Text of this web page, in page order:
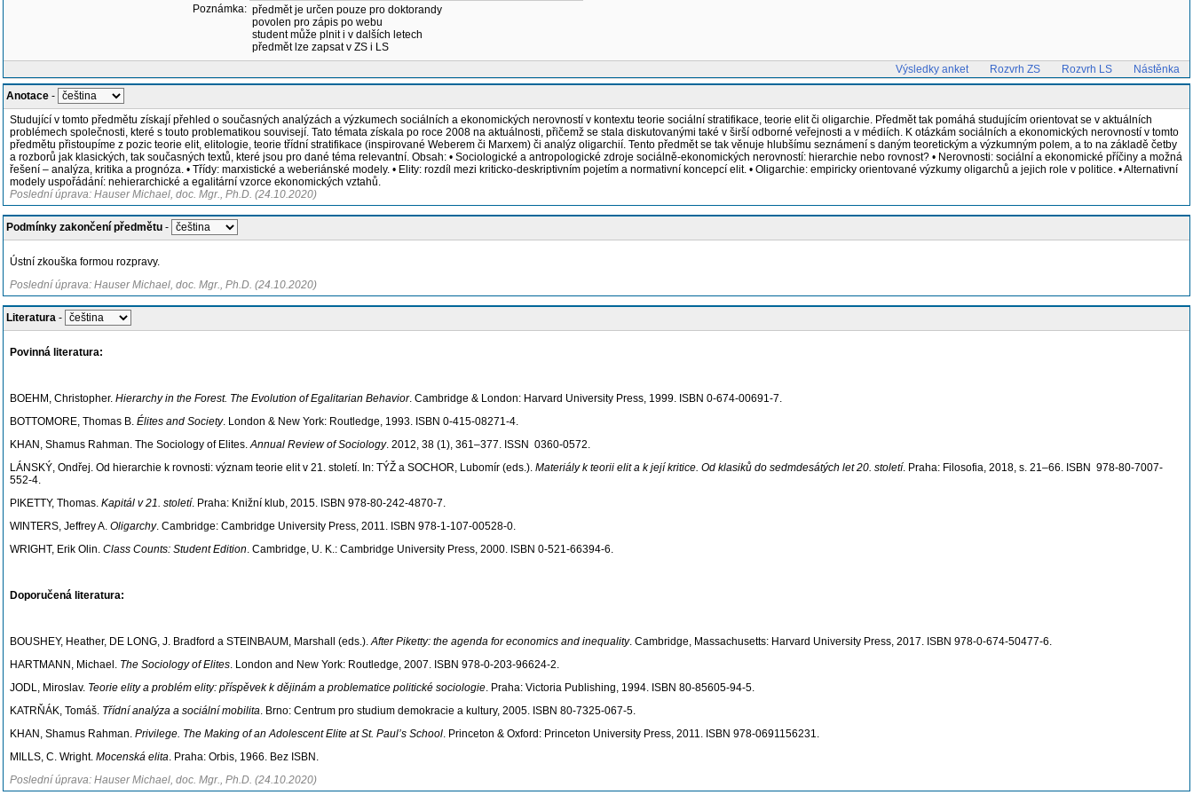
Poznámka: předmět je určen pouze pro doktorandy
povolen pro zápis po webu
student může plnit i v dalších letech
předmět lze zapsat v ZS i LS
Výsledky anket Rozvrh ZS Rozvrh LS Nástěnka
Anotace -
Studující v tomto předmětu získají přehled o současných analýzách a výzkumech sociálních a ekonomických nerovností v kontextu teorie sociální stratifikace, teorie elit či oligarchie. Předmět tak pomáhá studujícím orientovat se v aktuálních
problémech společnosti, které s touto problematikou souvisejí. Tato témata získala po roce 2008 na aktuálnosti, přičemž se stala diskutovanými také v širší odborné veřejnosti a v médiích. K otázkám sociálních a ekonomických nerovností v tomto
předmětu přistoupíme z pozic teorie elit, elitologie, teorie třídní stratifikace (inspirované Weberem či Marxem) či analýz oligarchií. Tento předmět se tak věnuje hlubšímu seznámení s daným teoretickým a výzkumným polem, a to na základě četby
a rozborů jak klasických, tak současných textů, které jsou pro dané téma relevantní. Obsah: • Sociologické a antropologické zdroje sociálně-ekonomických nerovností: hierarchie nebo rovnost? • Nerovnosti: sociální a ekonomické příčiny a možná
řešení – analýza, kritika a prognóza. • Třídy: marxistické a weberiánské modely. • Elity: rozdíl mezi kriticko-deskriptivním pojetím a normativní koncepcí elit. • Oligarchie: empiricky orientované výzkumy oligarchů a jejich role v politice. • Alternativní
modely uspořádání: nehierarchické a egalitární vzorce ekonomických vztahů.
Poslední úprava: Hauser Michael, doc. Mgr., Ph.D. (24.10.2020)
Podmínky zakončení předmětu -
Ústní zkouška formou rozpravy.
Poslední úprava: Hauser Michael, doc. Mgr., Ph.D. (24.10.2020)
Literatura -
Povinná literatura:
BOEHM, Christopher. Hierarchy in the Forest. The Evolution of Egalitarian Behavior. Cambridge & London: Harvard University Press, 1999. ISBN 0-674-00691-7.
BOTTOMORE, Thomas B. Élites and Society. London & New York: Routledge, 1993. ISBN 0-415-08271-4.
KHAN, Shamus Rahman. The Sociology of Elites.Annual Review of Sociology. 2012, 38 (1), 361–377. ISSN 0360-0572.
LÁNSKÝ, Ondřej. Od hierarchie k rovnosti: význam teorie elit v 21. století. In: TÝŽ a SOCHOR, Lubomír (eds.). Materiály k teorii elit a k její kritice. Od klasiků do sedmdesátých let 20. století. Praha: Filosofia, 2018, s. 21–66. ISBN 978-80-7007-
552-4.
PIKETTY, Thomas. Kapitál v 21. století. Praha: Knižní klub, 2015. ISBN 978-80-242-4870-7.
WINTERS, Jeffrey A. Oligarchy. Cambridge: Cambridge University Press, 2011. ISBN 978-1-107-00528-0.
WRIGHT, Erik Olin. Class Counts: Student Edition. Cambridge, U. K.: Cambridge University Press, 2000. ISBN 0-521-66394-6.
Doporučená literatura:
BOUSHEY, Heather, DE LONG, J. Bradford a STEINBAUM, Marshall (eds.).After Piketty: the agenda for economics and inequality. Cambridge, Massachusetts: Harvard University Press, 2017. ISBN 978-0-674-50477-6.
HARTMANN, Michael. The Sociology of Elites. London and New York: Routledge, 2007. ISBN 978-0-203-96624-2.
JODL, Miroslav. Teorie elity a problém elity: příspěvek k dějinám a problematice politické sociologie. Praha: Victoria Publishing, 1994. ISBN 80-85605-94-5.
KATRŇÁK, Tomáš. Třídní analýza a sociální mobilita. Brno: Centrum pro studium demokracie a kultury, 2005. ISBN 80-7325-067-5.
KHAN, Shamus Rahman. Privilege. The Making of an Adolescent Elite at St. Paul’s School. Princeton & Oxford: Princeton University Press, 2011. ISBN 978-0691156231.
MILLS, C. Wright. Mocenská elita. Praha: Orbis, 1966. Bez ISBN.
Poslední úprava: Hauser Michael, doc. Mgr., Ph.D. (24.10.2020)